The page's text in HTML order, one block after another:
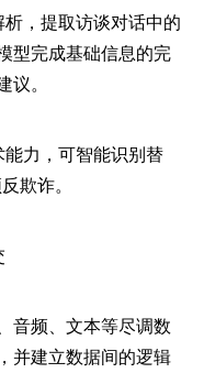
，提取访谈对话中的
型完成基础信息的完
。
力，可智能识别替
欺诈。
音频、文本等尽调数
并建立数据间的逻辑